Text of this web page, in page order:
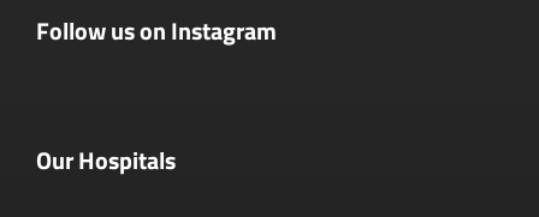
Follow us on Instagram
Our Hospitals